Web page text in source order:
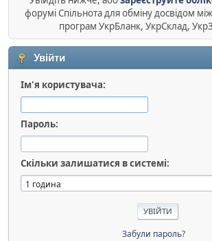
форумі Спільнота для обміну досвідом
програм УкрБланк, УкрСклад,
Увійти
Ім'я користувача:
Пароль:
Скільки залишатися в системі:
Забули пароль?